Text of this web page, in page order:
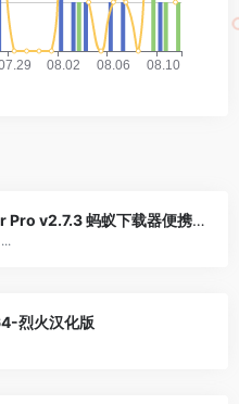
Ant Download Manager Pro v2.7.3 蚂蚁下载器便携版
烈火汉化版